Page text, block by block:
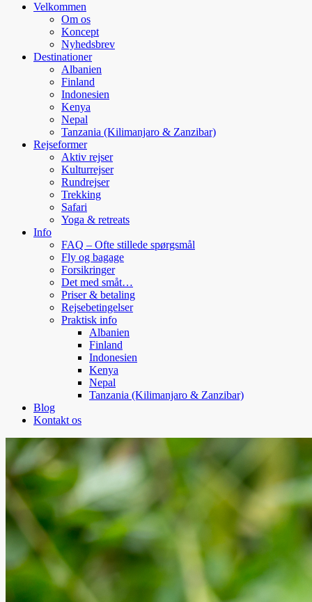
Velkommen
Om os
Koncept
Nyhedsbrev
Destinationer
Albanien
Finland
Indonesien
Kenya
Nepal
Tanzania (Kilimanjaro & Zanzibar)
Rejseformer
Aktiv rejser
Kulturrejser
Rundrejser
Trekking
Safari
Yoga & retreats
Info
FAQ – Ofte stillede spørgsmål
Fly og bagage
Forsikringer
Det med småt…
Priser & betaling
Rejsebetingelser
Praktisk info
Albanien
Finland
Indonesien
Kenya
Nepal
Tanzania (Kilimanjaro & Zanzibar)
Blog
Kontakt os